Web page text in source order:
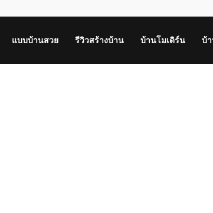
แบบบ้านสวย รีวิวสร้างบ้าน บ้านโมเดิร์น บ้